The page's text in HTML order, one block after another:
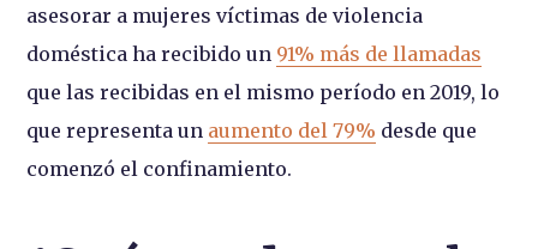
asesorar a mujeres víctimas de violencia
doméstica ha recibido un 91% más de llamadas
que las recibidas en el mismo período en 2019, lo
que representa un aumento del 79% desde que
comenzó el confinamiento.